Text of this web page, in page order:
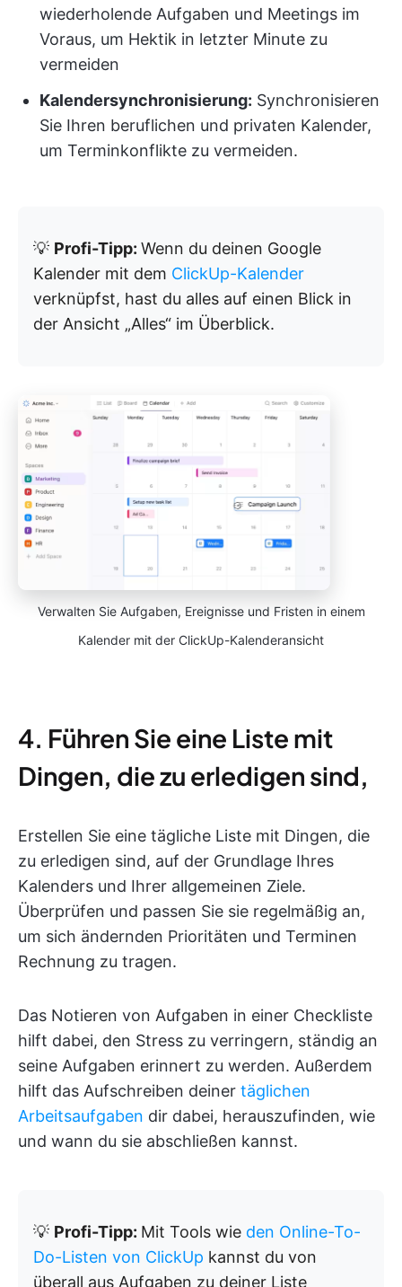
wiederholende Aufgaben und Meetings im
Voraus, um Hektik in letzter Minute zu
vermeiden
Kalendersynchronisierung: Synchronisieren
Sie Ihren beruflichen und privaten Kalender,
um Terminkonflikte zu vermeiden.
💡 Profi-Tipp: Wenn du deinen Google
Kalender mit dem ClickUp-Kalender
verknüpfst, hast du alles auf einen Blick in
der Ansicht „Alles“ im Überblick.
Verwalten Sie Aufgaben, Ereignisse und Fristen in einem
Kalender mit der ClickUp-Kalenderansicht
4. Führen Sie eine Liste mit
Dingen, die zu erledigen sind,
Erstellen Sie eine tägliche Liste mit Dingen, die
zu erledigen sind, auf der Grundlage Ihres
Kalenders und Ihrer allgemeinen Ziele.
Überprüfen und passen Sie sie regelmäßig an,
um sich ändernden Prioritäten und Terminen
Rechnung zu tragen.
Das Notieren von Aufgaben in einer Checkliste
hilft dabei, den Stress zu verringern, ständig an
seine Aufgaben erinnert zu werden. Außerdem
hilft das Aufschreiben deiner täglichen
Arbeitsaufgaben dir dabei, herauszufinden, wie
und wann du sie abschließen kannst.
💡 Profi-Tipp: Mit Tools wie den Online-To-
Do-Listen von ClickUp kannst du von
überall aus Aufgaben zu deiner Liste